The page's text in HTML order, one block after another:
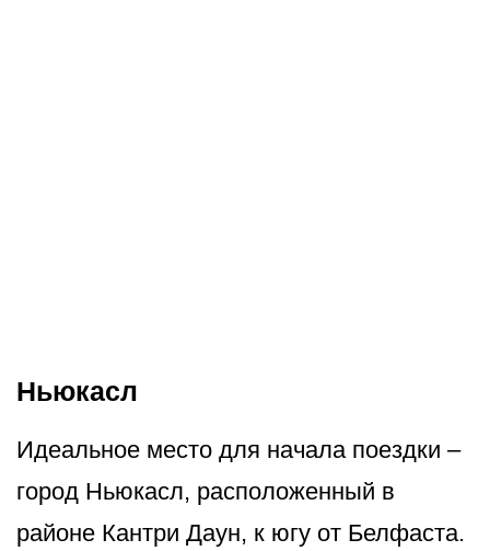
Ньюкасл
Идеальное место для начала поездки –
город Ньюкасл, расположенный в
районе Кантри Даун, к югу от Белфаста.